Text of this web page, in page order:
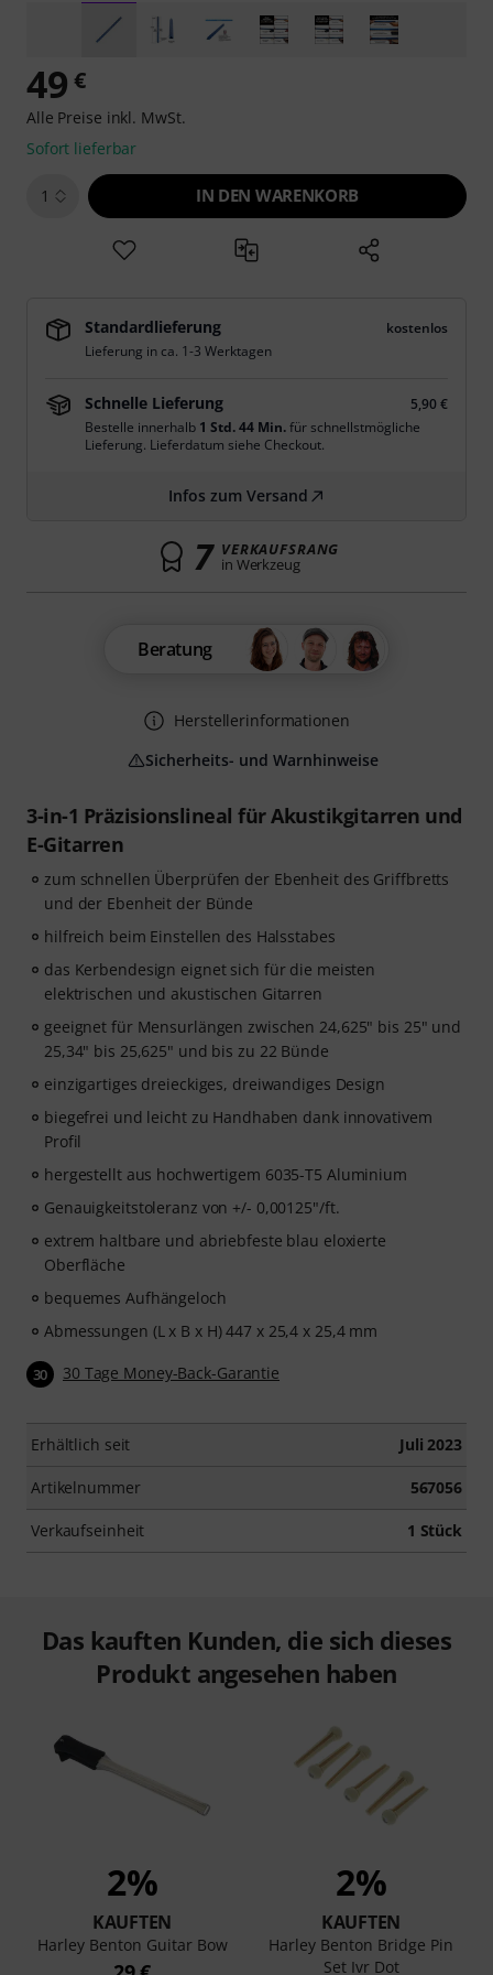
3-in-1 Präzisionslineal für Akustikgitarren und
E-Gitarren
zum schnellen Überprüfen der Ebenheit des Griffbretts
und der Ebenheit der Bünde
hilfreich beim Einstellen des Halsstabes
das Kerbendesign eignet sich für die meisten
elektrischen und akustischen Gitarren
geeignet für Mensurlängen zwischen 24,625" bis 25" und
25,34" bis 25,625" und bis zu 22 Bünde
einzigartiges dreieckiges, dreiwandiges Design
biegefrei und leicht zu Handhaben dank innovativem
Profil
hergestellt aus hochwertigem 6035-T5 Aluminium
Genauigkeitstoleranz von +/- 0,00125"/ft.
extrem haltbare und abriebfeste blau eloxierte
Oberfläche
bequemes Aufhängeloch
Abmessungen (L x B x H) 447 x 25,4 x 25,4 mm
30 30 Tage Money-Back-Garantie
Erhältlich seit Juli 2023
Artikelnummer 567056
Verkaufseinheit 1 Stück
49 €
Alle Preise inkl. MwSt.
Sofort lieferbar
1 IN DEN WARENKORB
Standardlieferung
kostenlos
Lieferung in ca. 1-3 Werktagen
Schnelle Lieferung
5,90 €
Bestelle innerhalb 1 Std. 44 Min.für schnellstmögliche
Lieferung. Lieferdatum siehe Checkout.
Infos zum Versand
7 VERKAUFSRANG
in Werkzeug
Beratung
Herstellerinformationen
Sicherheits- und Warnhinweise
Das kauften Kunden, die sich dieses
Produkt angesehen haben
2%
KAUFTEN
Harley Benton Guitar Bow
2%
KAUFTEN
Harley Benton Bridge Pin
Set Ivr Dot